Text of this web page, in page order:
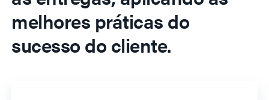
melhores práticas do
sucesso do cliente.